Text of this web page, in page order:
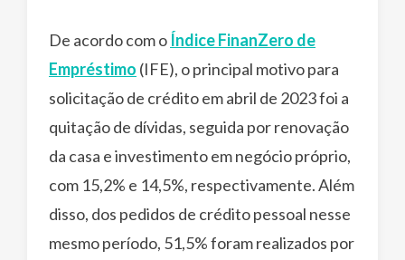
De acordo com oÍndice FinanZero de
Empréstimo (IFE), o principal motivo para
solicitação de crédito em abril de 2023 foi a
quitação de dívidas, seguida por renovação
da casa e investimento em negócio próprio,
com 15,2% e 14,5%, respectivamente. Além
disso, dos pedidos de crédito pessoal nesse
mesmo período, 51,5% foram realizados por